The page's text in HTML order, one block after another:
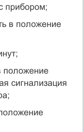
прибором;
в положение
положение
сигнализация